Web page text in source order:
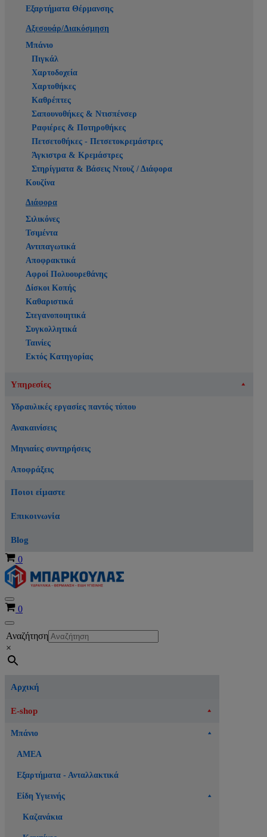
Εξαρτήματα Θέρμανσης
Αξεσουάρ/Διακόσμηση
Μπάνιο
Πιγκάλ
Χαρτοδοχεία
Χαρτοθήκες
Καθρέπτες
Σαπουνοθήκες & Ντισπένσερ
Ραφιέρες & Ποτηροθήκες
Πετσετοθήκες - Πετσετοκρεμάστρες
Άγκιστρα & Κρεμάστρες
Στηρίγματα & Βάσεις Ντουζ / Διάφορα
Κουζίνα
Διάφορα
Σιλικόνες
Τσιμέντα
Αντιπαγωτικά
Αποφρακτικά
Αφροί Πολυουρεθάνης
Δίσκοι Κοπής
Καθαριστικά
Στεγανοποιητικά
Συγκολλητικά
Ταινίες
Εκτός Κατηγορίας
Υπηρεσίες
Υδραυλικές εργασίες παντός τύπου
Ανακαινίσεις
Μηνιαίες συντηρήσεις
Αποφράξεις
Ποιοι είμαστε
Επικοινωνία
Blog
Καλάθι
0
Μενού
πλοήγησης
Καλάθι
0
Μενού
πλοήγησης
Αναζήτηση
×
Αρχική
E-shop
Μπάνιο
ΑΜΕΑ
Εξαρτήματα - Ανταλλακτικά
Είδη Υγιεινής
Καζανάκια